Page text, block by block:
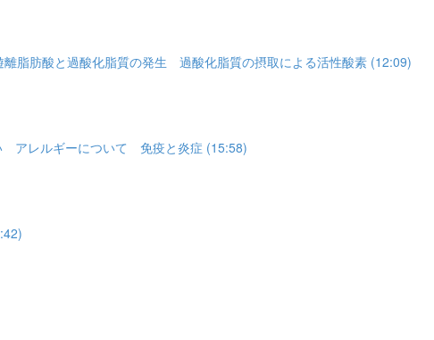
肪酸と過酸化脂質の発生 過酸化脂質の摂取による活性酸素 (12:09)
アレルギーについて 免疫と炎症 (15:58)